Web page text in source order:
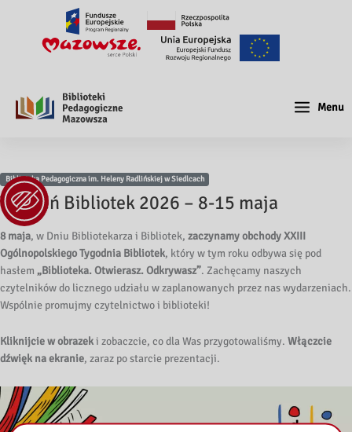
Menu
Biblioteka Pedagogiczna im. Heleny Radlińskiej w Siedlcach
Tydzień Bibliotek 2026 – 8-15 maja
8 maja, w Dniu Bibliotekarza i Bibliotek, zaczynamy obchody XXIII
Ogólnopolskiego Tygodnia Bibliotek, który w tym roku odbywa się pod
hasłem „Biblioteka. Otwierasz. Odkrywasz”. Zachęcamy naszych
czytelników do licznego udziału w zaplanowanych przez nas wydarzeniach.
Wspólnie promujmy czytelnictwo i biblioteki!
Kliknijcie w obrazeki zobaczcie, co dla Was przygotowaliśmy. Włączcie
dźwięk na ekranie, zaraz po starcie prezentacji.